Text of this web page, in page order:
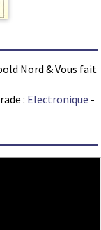
Nord & Vous fait
: Electronique -